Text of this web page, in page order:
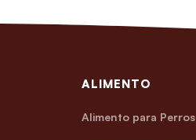
ALIMENTO
Alimento para Perros